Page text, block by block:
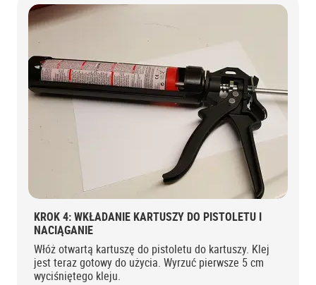
KROK 4: WKŁADANIE KARTUSZY DO PISTOLETU I
NACIĄGANIE
Włóż otwartą kartuszę do pistoletu do kartuszy. Klej
jest teraz gotowy do użycia. Wyrzuć pierwsze 5 cm
wyciśniętego kleju.